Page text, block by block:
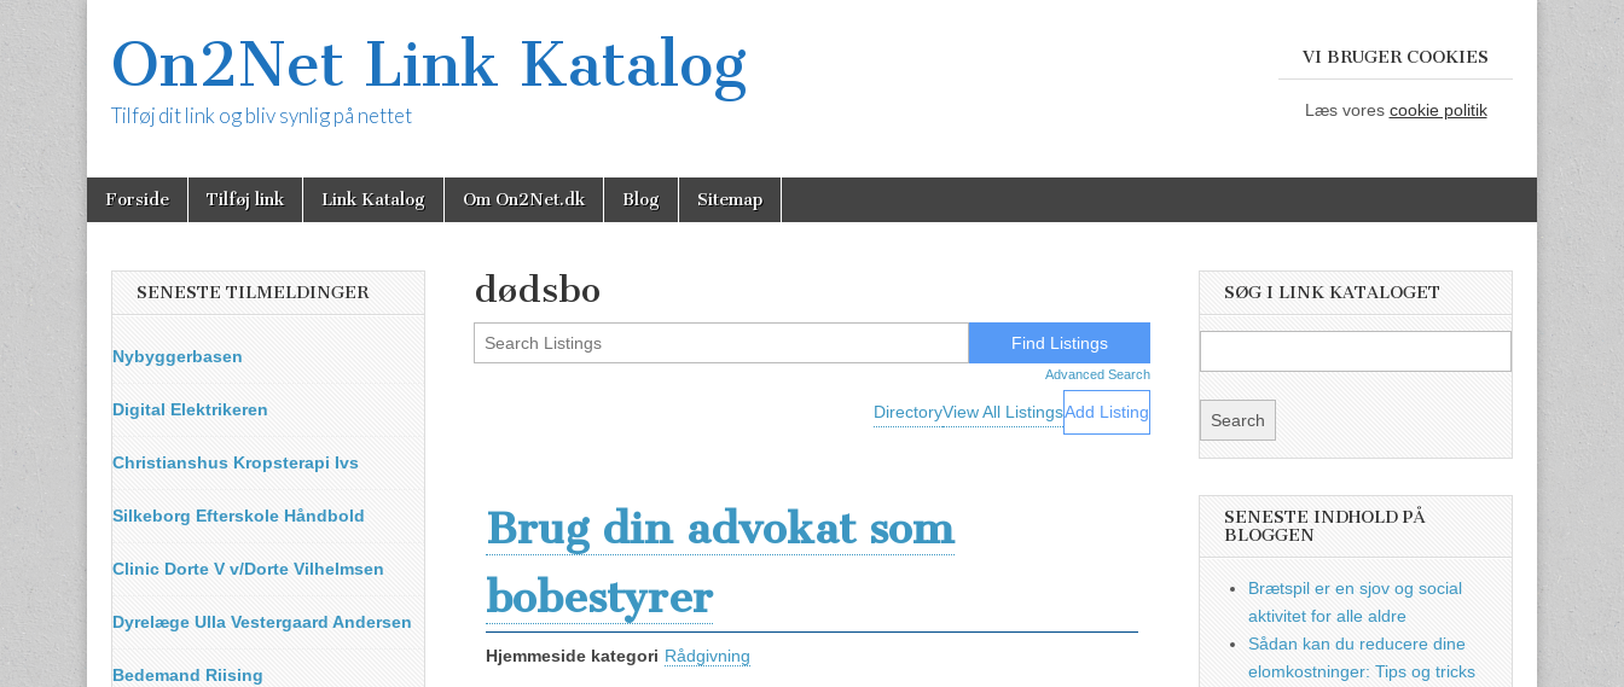
On2Net Link Katalog
Tilføj dit link og bliv synlig på nettet
VI BRUGER COOKIES
Læs vores cookie politik
Main
menu
Skip
Forside Tilføj link Link Katalog Om On2Net.dk Blog Sitemap
dødsbo
Advanced Search
DirectoryView All ListingsAdd Listing
Brug din advokat som
bobestyrer
Hjemmeside kategori Rådgivning
SENESTE TILMELDINGER
Nybyggerbasen
Digital Elektrikeren
Christianshus Kropsterapi Ivs
Silkeborg Efterskole Håndbold
Clinic Dorte V v/Dorte Vilhelmsen
Dyrelæge Ulla Vestergaard Andersen
Bedemand Riising
SØG I LINK KATALOGET
SENESTE INDHOLD PÅ
BLOGGEN
Brætspil er en sjov og social
aktivitet for alle aldre
Sådan kan du reducere dine
elomkostninger: Tips og tricks